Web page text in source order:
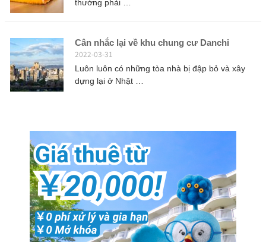
thường phải …
Cân nhắc lại về khu chung cư Danchi
2022-03-31
Luôn luôn có những tòa nhà bị đập bỏ và xây
dựng lại ở Nhật …